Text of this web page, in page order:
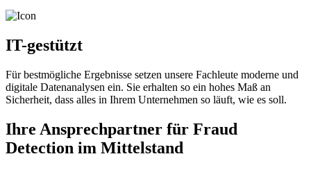
IT-gestützt
Für bestmögliche Ergebnisse setzen unsere Fachleute moderne und
digitale Datenanalysen ein. Sie erhalten so ein hohes Maß an
Sicherheit, dass alles in Ihrem Unternehmen so läuft, wie es soll.
Ihre Ansprechpartner für Fraud
Detection im Mittelstand